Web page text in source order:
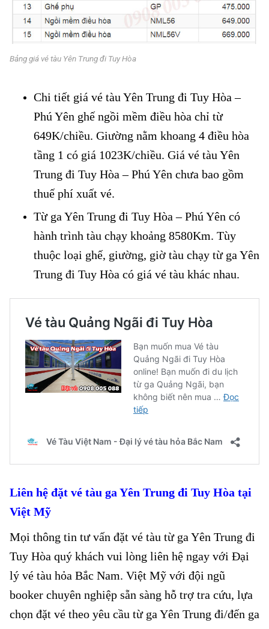
Bảng giá vé tàu Yên Trung đi Tuy Hòa
Chi tiết giá vé tàu Yên Trung đi Tuy Hòa –
Phú Yên ghế ngồi mềm điều hòa chỉ từ
649K/chiều. Giường nằm khoang 4 điều hòa
tầng 1 có giá 1023K/chiều. Giá vé tàu Yên
Trung đi Tuy Hòa – Phú Yên chưa bao gồm
thuế phí xuất vé.
Từ ga Yên Trung đi Tuy Hòa – Phú Yên có
hành trình tàu chạy khoảng 8580Km. Tùy
thuộc loại ghế, giường, giờ tàu chạy từ ga Yên
Trung đi Tuy Hòa có giá vé tàu khác nhau.
Liên hệ đặt vé tàu ga Yên Trung đi Tuy Hòa tại
Việt Mỹ
Mọi thông tin tư vấn đặt vé tàu từ ga Yên Trung đi
Tuy Hòa quý khách vui lòng liên hệ ngay với Đại
lý vé tàu hỏa Bắc Nam. Việt Mỹ với đội ngũ
booker chuyên nghiệp sẵn sàng hỗ trợ tra cứu, lựa
chọn đặt vé theo yêu cầu từ ga Yên Trung đi/đến ga